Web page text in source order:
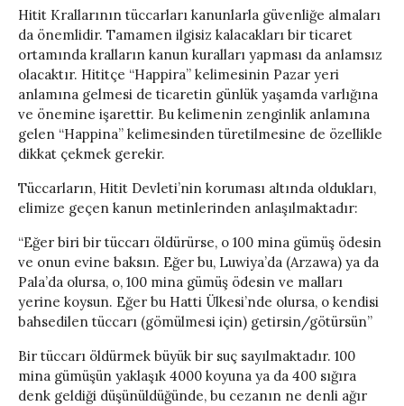
Hitit Krallarının tüccarları kanunlarla güvenliğe almaları
da önemlidir. Tamamen ilgisiz kalacakları bir ticaret
ortamında kralların kanun kuralları yapması da anlamsız
olacaktır. Hititçe “Happira” kelimesinin Pazar yeri
anlamına gelmesi de ticaretin günlük yaşamda varlığına
ve önemine işarettir. Bu kelimenin zenginlik anlamına
gelen “Happina” kelimesinden türetilmesine de özellikle
dikkat çekmek gerekir.
Tüccarların, Hitit Devleti’nin koruması altında oldukları,
elimize geçen kanun metinlerinden anlaşılmaktadır:
“Eğer biri bir tüccarı öldürürse, o 100 mina gümüş ödesin
ve onun evine baksın. Eğer bu, Luwiya’da (Arzawa) ya da
Pala’da olursa, o, 100 mina gümüş ödesin ve malları
yerine koysun. Eğer bu Hatti Ülkesi’nde olursa, o kendisi
bahsedilen tüccarı (gömülmesi için) getirsin/götürsün”
Bir tüccarı öldürmek büyük bir suç sayılmaktadır. 100
mina gümüşün yaklaşık 4000 koyuna ya da 400 sığıra
denk geldiği düşünüldüğünde, bu cezanın ne denli ağır